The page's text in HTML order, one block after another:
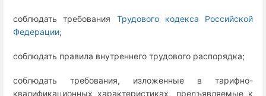
соблюдать требования Трудового кодекса Российской
Федерации;
соблюдать правила внутреннего трудового распорядка;
соблюдать требования, изложенные в тарифно-
квалификационных характеристиках, предъявляемые к